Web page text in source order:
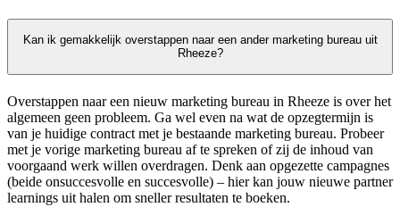
Kan ik gemakkelijk overstappen naar een ander marketing bureau uit
Rheeze?
Overstappen naar een nieuw marketing bureau in Rheeze is over het
algemeen geen probleem. Ga wel even na wat de opzegtermijn is
van je huidige contract met je bestaande marketing bureau. Probeer
met je vorige marketing bureau af te spreken of zij de inhoud van
voorgaand werk willen overdragen. Denk aan opgezette campagnes
(beide onsuccesvolle en succesvolle) – hier kan jouw nieuwe partner
learnings uit halen om sneller resultaten te boeken.